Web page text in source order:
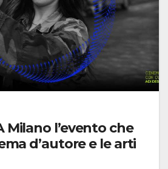
Milano l’evento che
d’autore e le arti